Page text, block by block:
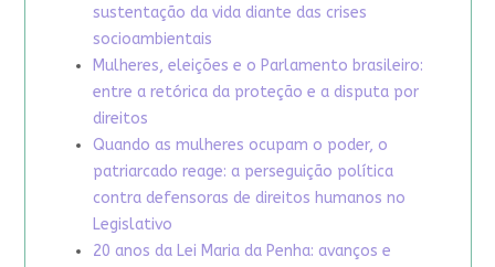
sustentação da vida diante das crises
socioambientais
Mulheres, eleições e o Parlamento brasileiro:
entre a retórica da proteção e a disputa por
direitos
Quando as mulheres ocupam o poder, o
patriarcado reage: a perseguição política
contra defensoras de direitos humanos no
Legislativo
20 anos da Lei Maria da Penha: avanços e